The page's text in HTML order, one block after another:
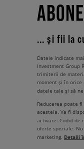
... și fii la
Datele indicate
Investment Group
trimiterii de
moment și în orice
datele tale și să
Reducerea poate
acesteia. Va fi
activare. Codul de
oferte speciale.
marketing. Detalii